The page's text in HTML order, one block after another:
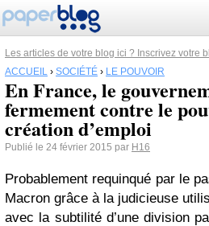
Les articles de votre blog ici ? Inscrivez votre
ACCUEIL › SOCIÉTÉ › LE POUVOIR
En France, le
fermement contre le
création d’emploi
Publié le 24 février 2015 par H16
Probablement requinqué par le
Macron grâce à la judicieuse
avec la subtilité d’une division